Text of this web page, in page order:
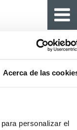
Acerca de las
personalizar el
Nos